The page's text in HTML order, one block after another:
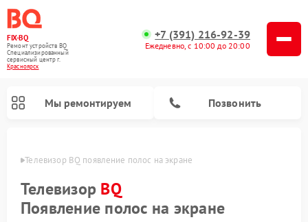
FIX-BQ
Ремонт устройств BQ
Специализированный
cервисный центр г.
Красноярск
+7 (391) 216-92-39
Ежедневно, с 10:00 до 20:00
Мы ремонтируем Позвонить
Телевизор BQ появление полос на экране
Телевизор BQ
Появление полос на экране